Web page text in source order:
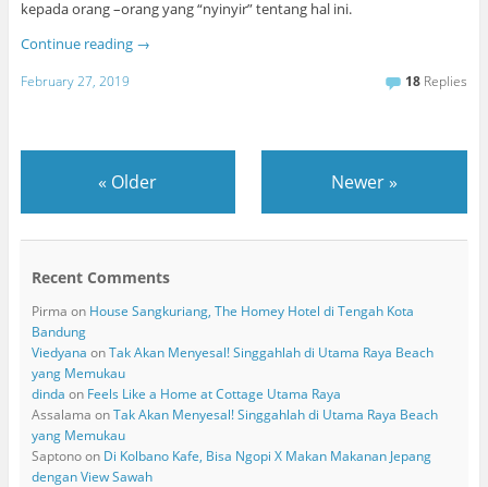
kepada orang –orang yang “nyinyir” tentang hal ini.
Continue reading →
February 27, 2019 18 Replies
« Older Newer»
Recent Comments
Pirma on House Sangkuriang, The Homey Hotel di Tengah Kota
Bandung
Viedyana onTak Akan Menyesal! Singgahlah di Utama Raya Beach
yang Memukau
dinda on Feels Like a Home at Cottage Utama Raya
Assalama onTak Akan Menyesal! Singgahlah di Utama Raya Beach
yang Memukau
Saptonoon Di Kolbano Kafe, Bisa Ngopi X Makan Makanan Jepang
dengan View Sawah